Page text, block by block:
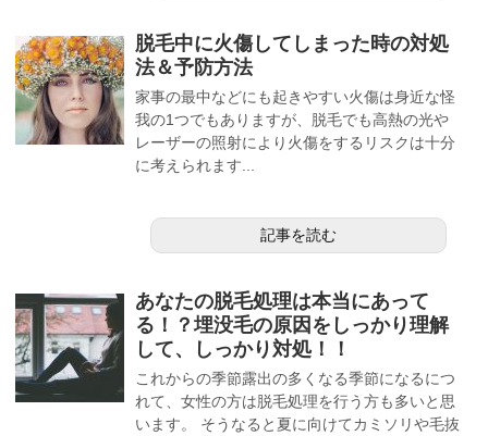
脱毛中に火傷してしまった時の対処
法＆予防方法
家事の最中などにも起きやすい火傷は身近な怪
我の1つでもありますが、脱毛でも高熱の光や
レーザーの照射により火傷をするリスクは十分
に考えられます...
記事を読む
あなたの脱毛処理は本当にあって
る！？埋没毛の原因をしっかり理解
して、しっかり対処！！
これからの季節露出の多くなる季節になるにつ
れて、女性の方は脱毛処理を行う方も多いと思
います。 そうなると夏に向けてカミソリや毛抜